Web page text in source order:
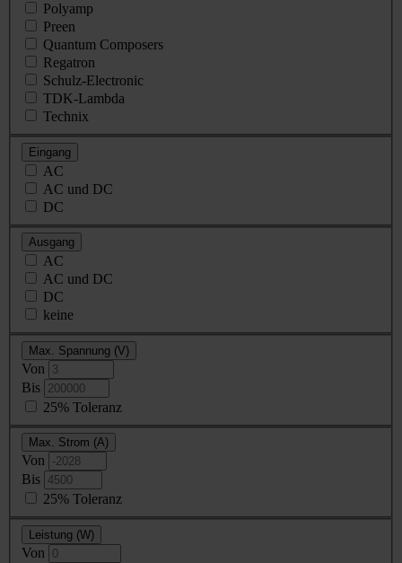
Polyamp
Preen
Quantum Composers
Regatron
Schulz-Electronic
TDK-Lambda
Technix
Eingang
AC
AC und DC
DC
Ausgang
AC
AC und DC
DC
keine
Max. Spannung (V)
Von
Bis
25% Toleranz
Max. Strom (A)
Von
Bis
25% Toleranz
Leistung (W)
Von